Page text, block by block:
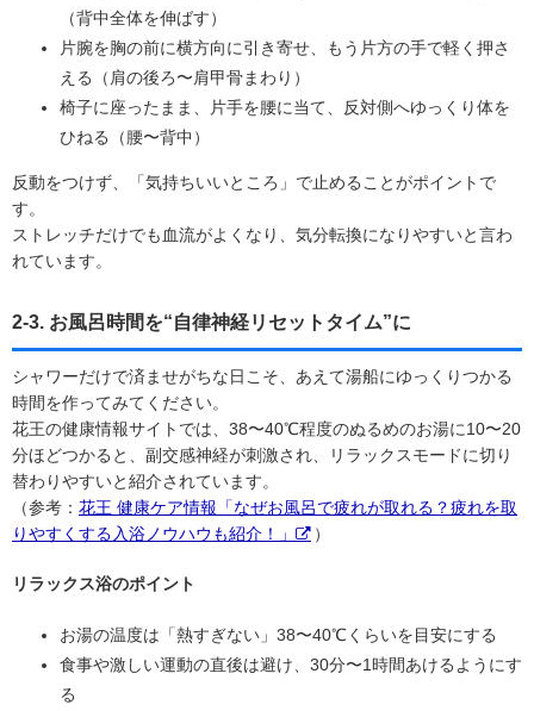
（背中全体を伸ばす）
片腕を胸の前に横方向に引き寄せ、もう片方の手で軽く押さ
える（肩の後ろ〜肩甲骨まわり）
椅子に座ったまま、片手を腰に当て、反対側へゆっくり体を
ひねる（腰〜背中）
反動をつけず、「気持ちいいところ」で止めることがポイントで
す。
ストレッチだけでも血流がよくなり、気分転換になりやすいと言わ
れています。
2-3. お風呂時間を“自律神経リセットタイム”に
シャワーだけで済ませがちな日こそ、あえて湯船にゆっくりつかる
時間を作ってみてください。
花王の健康情報サイトでは、38〜40℃程度のぬるめのお湯に10〜20
分ほどつかると、副交感神経が刺激され、リラックスモードに切り
替わりやすいと紹介されています。
（参考： 花王 健康ケア情報「なぜお風呂で疲れが取れる？疲れを取
りやすくする入浴ノウハウも紹介！」
）
リラックス浴のポイント
お湯の温度は「熱すぎない」38〜40℃くらいを目安にする
食事や激しい運動の直後は避け、30分〜1時間あけるようにす
る